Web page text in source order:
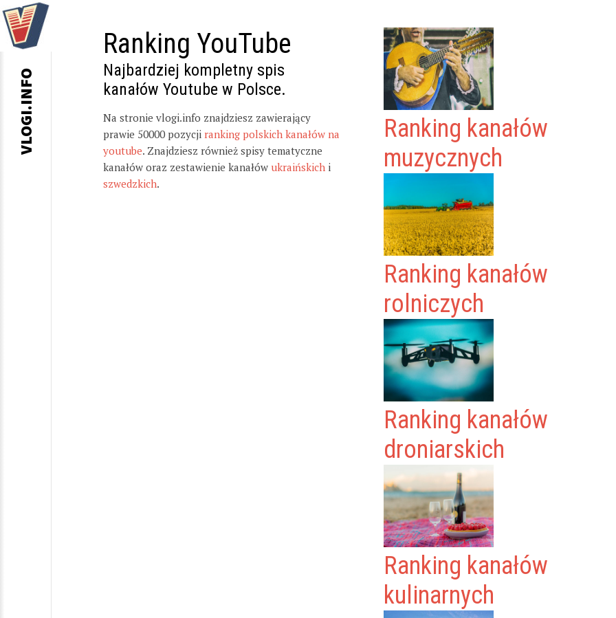
Ranking YouTube
Najbardziej kompletny spis
kanałów Youtube w Polsce.
Na stronie vlogi.info znajdziesz zawierający
prawie 50000 pozycji ranking polskich kanałów na
youtube. Znajdziesz również spisy tematyczne
kanałów oraz zestawienie kanałów ukraińskich i
szwedzkich.
Ranking kanałów
muzycznych
Ranking kanałów
rolniczych
Ranking kanałów
droniarskich
Ranking kanałów
kulinarnych
VLOGI.INFO